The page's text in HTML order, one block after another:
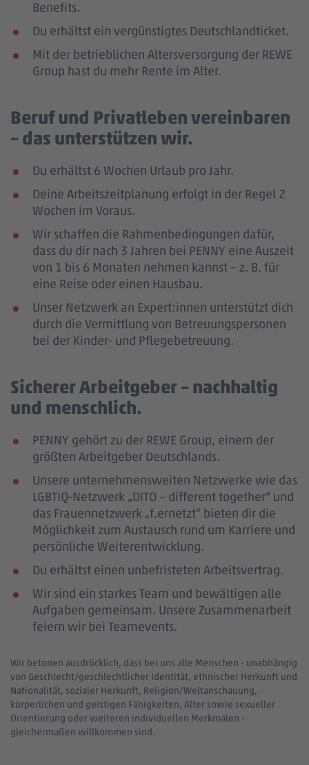
Benefits.
Du erhältst ein vergünstigtes Deutschlandticket.
Mit der betrieblichen Altersversorgung der REWE
Group hast du mehr Rente im Alter.
Beruf und Privatleben vereinbaren
– das unterstützen wir.
Du erhältst 6 Wochen Urlaub pro Jahr.
Deine Arbeitszeitplanung erfolgt in der Regel 2
Wochen im Voraus.
Wir schaffen die Rahmenbedingungen dafür,
dass du dir nach 3 Jahren bei PENNY eine Auszeit
von 1 bis 6 Monaten nehmen kannst – z. B. für
eine Reise oder einen Hausbau.
Unser Netzwerk an Expert:innen unterstützt dich
durch die Vermittlung von Betreuungspersonen
bei der Kinder- und Pflegebetreuung.
Sicherer Arbeitgeber – nachhaltig
und menschlich.
PENNY gehört zu der REWE Group, einem der
größten Arbeitgeber Deutschlands.
Unsere unternehmensweiten Netzwerke wie das
LGBTIQ-Netzwerk „DITO – different together“ und
das Frauennetzwerk „f.ernetzt“ bieten dir die
Möglichkeit zum Austausch rund um Karriere und
persönliche Weiterentwicklung.
Du erhältst einen unbefristeten Arbeitsvertrag.
Wir sind ein starkes Team und bewältigen alle
Aufgaben gemeinsam. Unsere Zusammenarbeit
feiern wir bei Teamevents.
Wir betonen ausdrücklich, dass bei uns alle Menschen - unabhängig
von Geschlecht/geschlechtlicher Identität, ethnischer Herkunft und
Nationalität, sozialer Herkunft, Religion/Weltanschauung,
körperlichen und geistigen Fähigkeiten, Alter sowie sexueller
Orientierung oder weiteren individuellen Merkmalen -
gleichermaßen willkommen sind.